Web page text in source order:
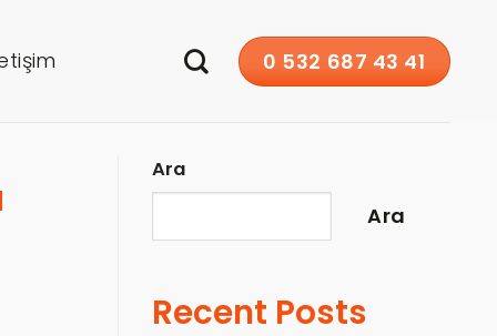
0 532 687 43 41
Ara
Ara
Recent Posts